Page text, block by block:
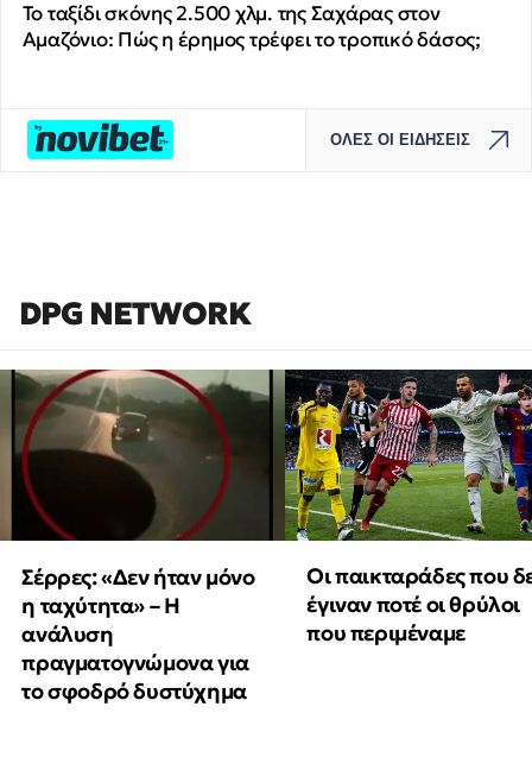
Το ταξίδι σκόνης 2.500 χλμ. της Σαχάρας στον
Αμαζόνιο: Πώς η έρημος τρέφει το τροπικό δάσος;
ΟΛΕΣ ΟΙ ΕΙΔΗΣΕΙΣ
DPG NETWORK
Σέρρες: «Δεν ήταν μόνο
η ταχύτητα» – Η
ανάλυση
πραγματογνώμονα για
το σφοδρό δυστύχημα
Οι παικταράδες που
έγιναν ποτέ οι θρύλοι
που περιμέναμε